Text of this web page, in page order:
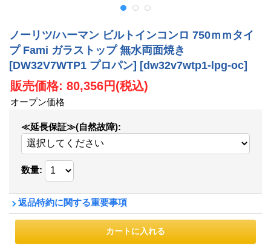
ノーリツ/ハーマン ビルトインコンロ 750ｍｍタイ
プ Fami ガラストップ 無水両面焼き
[DW32V7WTP1 プロパン] [dw32v7wtp1-lpg-oc]
販売価格: 80,356円(税込)
オープン価格
≪延長保証≫(自然故障):
数量:
返品特約に関する重要事項